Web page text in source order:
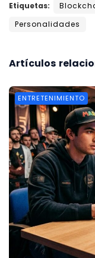
Etiquetas:
Personalidades
Artículos
ENTRETENIMIENTO